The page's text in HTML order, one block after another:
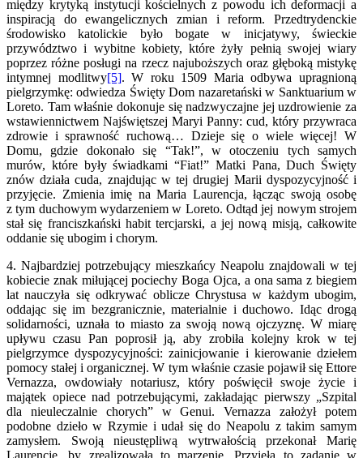
między krytyką instytucji kościelnych z powodu ich deformacji a
inspiracją do ewangelicznych zmian i reform. Przedtrydenckie
środowisko katolickie było bogate w inicjatywy, świeckie
przywództwo i wybitne kobiety, które żyły pełnią swojej wiary
poprzez różne posługi na rzecz najuboższych oraz głęboką mistykę
intymnej modlitwy[5]. W roku 1509 Maria odbywa upragnioną
pielgrzymkę: odwiedza Święty Dom nazaretański w Sanktuarium w
Loreto. Tam właśnie dokonuje się nadzwyczajne jej uzdrowienie za
wstawiennictwem Najświętszej Maryi Panny: cud, który przywraca
zdrowie i sprawność ruchową… Dzieje się o wiele więcej! W
Domu, gdzie dokonało się “Tak!”, w otoczeniu tych samych
murów, które były świadkami “Fiat!” Matki Pana, Duch Święty
znów działa cuda, znajdując w tej drugiej Marii dyspozycyjność i
przyjęcie. Zmienia imię na Maria Laurencja, łącząc swoją osobę
z tym duchowym wydarzeniem w Loreto. Odtąd jej nowym strojem
stał się franciszkański habit tercjarski, a jej nową misją, całkowite
oddanie się ubogim i chorym.
4. Najbardziej potrzebujący mieszkańcy Neapolu znajdowali w tej
kobiecie znak miłującej pociechy Boga Ojca, a ona sama z biegiem
lat nauczyła się odkrywać oblicze Chrystusa w każdym ubogim,
oddając się im bezgranicznie, materialnie i duchowo. Idąc drogą
solidarności, uznała to miasto za swoją nową ojczyznę. W miarę
upływu czasu Pan poprosił ją, aby zrobiła kolejny krok w tej
pielgrzymce dyspozycyjności: zainicjowanie i kierowanie dziełem
pomocy stałej i organicznej. W tym właśnie czasie pojawił się Ettore
Vernazza, owdowiały notariusz, który poświęcił swoje życie i
majątek opiece nad potrzebującymi, zakładając pierwszy „Szpital
dla nieuleczalnie chorych” w Genui. Vernazza założył potem
podobne dzieło w Rzymie i udał się do Neapolu z takim samym
zamysłem. Swoją nieustępliwą wytrwałością przekonał Marię